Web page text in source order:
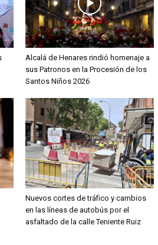
Alcalá de Henares rindió homenaje a
sus Patronos en la Procesión de los
Santos Niños 2026
Nuevos cortes de tráfico y cambios
en las líneas de autobús por el
asfaltado de la calle Teniente Ruiz